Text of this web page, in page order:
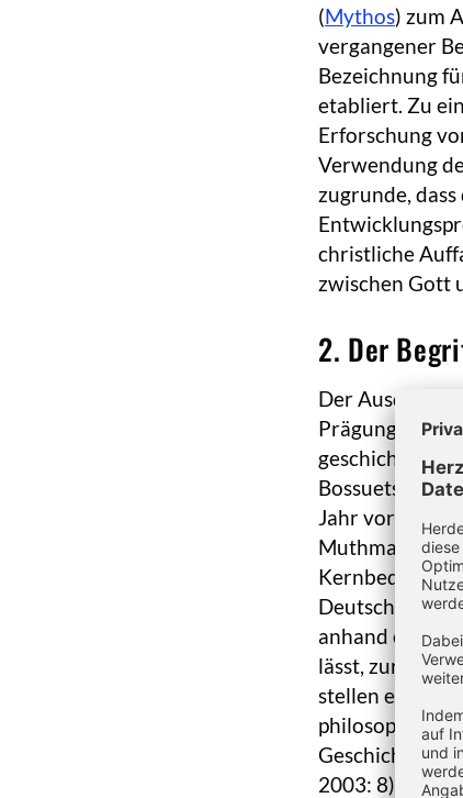
(Mythos) zum
vergangener
Bezeichnung
etabliert. Zu
Erforschung
Verwendung
zugrunde,
christliche
zwischen Gott
2. Der
Der Ausdruck
Prägung des
Bossuets,
Jahr vor
Deutschen
anhand eines
lässt, zur
stellen einen
Geschichte
2003: 8)